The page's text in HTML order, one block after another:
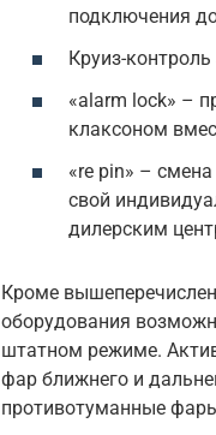
подключения
Круиз-
«alarm lock» –
клаксоном
«re pin» –
свой
дилерским
Кроме
оборудования
штатном режиме.
фар ближнего и
противотуманные